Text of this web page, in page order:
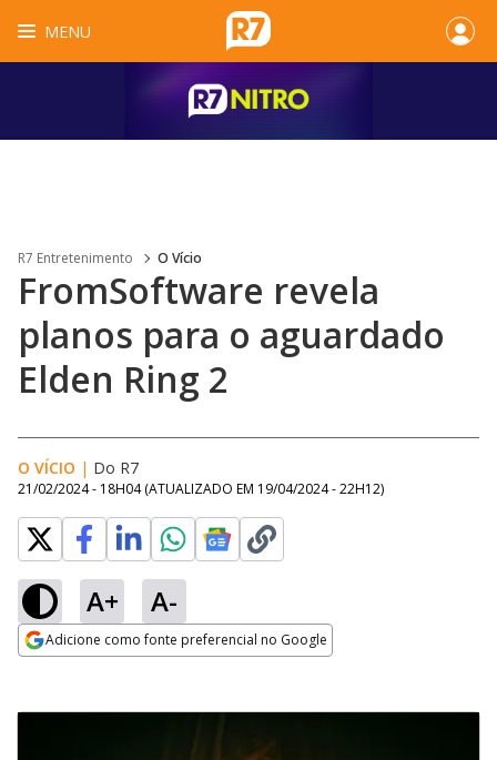
MENU
R7 Entretenimento O Vício
FromSoftware revela
planos para o aguardado
Elden Ring 2
O VÍCIO | Do R7
21/02/2024 - 18H04 (ATUALIZADO EM 19/04/2024 - 22H12)
A+ A-
Adicione como fonte preferencial no Google